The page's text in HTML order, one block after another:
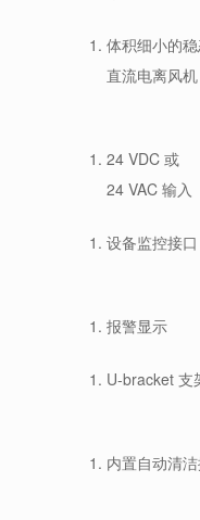
体积细小的
直流电离风机
24 VDC 或
24 VAC 输入
设备监控接口
报警显示
U-bracket 支
内置自动清